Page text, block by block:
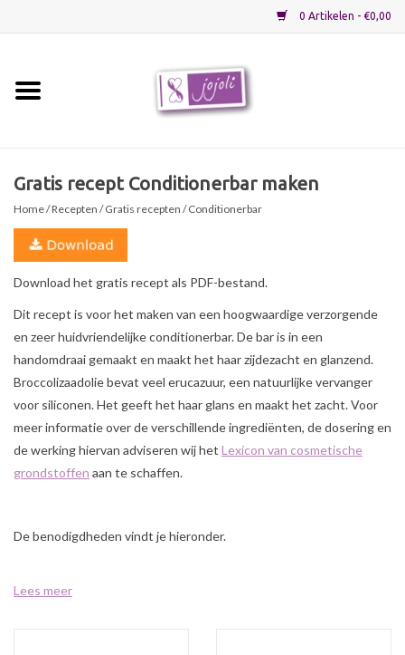
0 Artikelen - €0,00
Verpakkingen
Startpakketten
Recepten
Cadeaubon
Gratis recept Conditionerbar maken
Home/Recepten /Gratis recepten / Conditionerbar
Download het gratis recept als PDF-bestand.
Dit recept is voor het maken van een hoogwaardige verzorgende
en zeer huidvriendelijke conditionerbar. De bar is in een
handomdraai gemaakt en maakt het haar zijdezacht en glanzend.
Broccolizaadolie bevat veel erucazuur, een natuurlijke vervanger
voor siliconen. Het geeft het haar glans en maakt het zacht. Voor
meer informatie over de verschillende ingrediënten, de dosering en
de werking hiervan adviseren wij het Lexicon van cosmetische
grondstoffen aan te schaffen.
De benodigdheden vindt je hieronder.
Lees meer